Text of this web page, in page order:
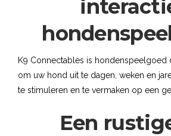
K9 Connectables is hondenspeelgoed
om uw hond uit te dagen, weken en
te stimuleren en te vermaken op een
Een